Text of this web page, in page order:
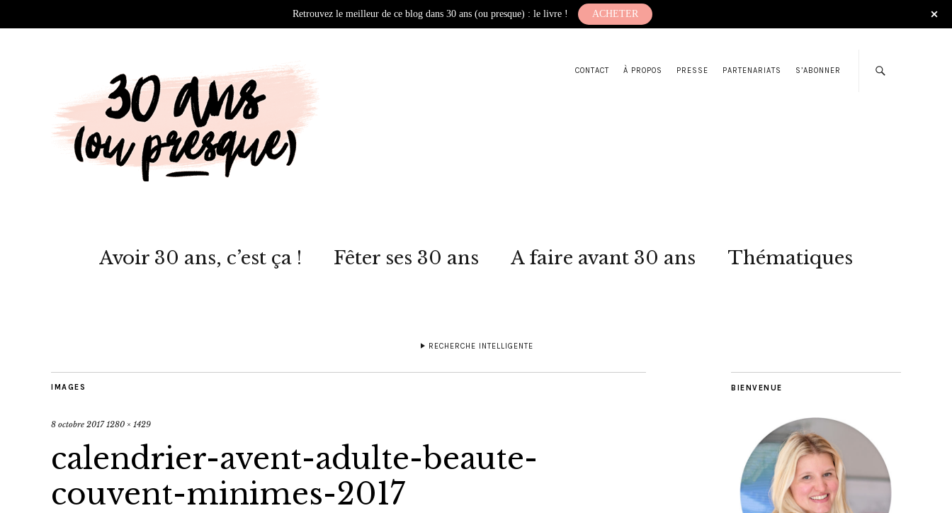
CONTACT À PROPOS PRESSE PARTENARIATS S’ABONNER
Avoir 30 ans, c’est ça ! Fêter ses 30 ans A faire avant 30 ans Thématiques
RECHERCHE INTELLIGENTE
IMAGES
8 octobre 2017 1280 × 1429
calendrier-avent-adulte-beaute-
couvent-minimes-2017
BIENVENUE
Retrouvez le meilleur de ce blog dans 30 ans (ou presque) : le livre ! ACHETER